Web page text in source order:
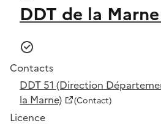
DDT de la
Contacts
DDT 51 (Direction
la Marne)
(Contact)
Licence